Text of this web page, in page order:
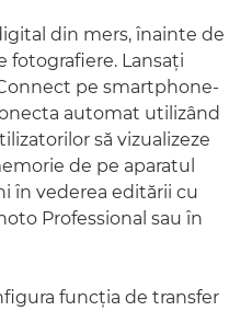
din mers, înainte de
fotografiere. Lansaţi
pe smartphone-
automat utilizând
să vizualizeze
de pe aparatul
în vederea editării cu
Professional sau în
funcţia de transfer